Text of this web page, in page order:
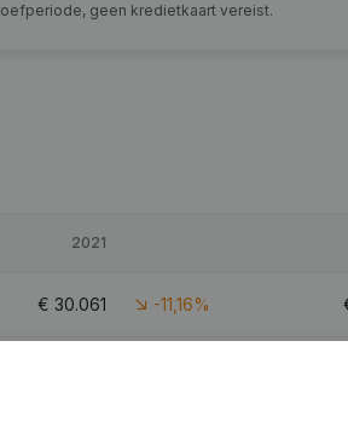
geen kredietkaart vereist.
2021
€ 30.061 -11,16%